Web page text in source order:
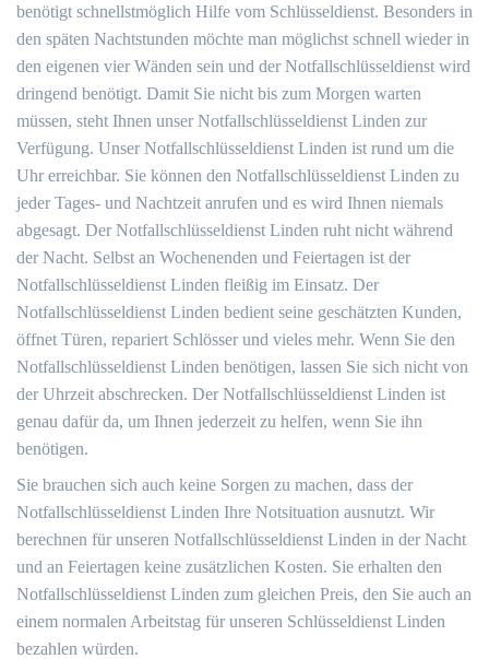
benötigt schnellstmöglich Hilfe vom Schlüsseldienst. Besonders in
den späten Nachtstunden möchte man möglichst schnell wieder in
den eigenen vier Wänden sein und der Notfallschlüsseldienst wird
dringend benötigt. Damit Sie nicht bis zum Morgen warten
müssen, steht Ihnen unser Notfallschlüsseldienst Linden zur
Verfügung. Unser Notfallschlüsseldienst Linden ist rund um die
Uhr erreichbar. Sie können den Notfallschlüsseldienst Linden zu
jeder Tages- und Nachtzeit anrufen und es wird Ihnen niemals
abgesagt. Der Notfallschlüsseldienst Linden ruht nicht während
der Nacht. Selbst an Wochenenden und Feiertagen ist der
Notfallschlüsseldienst Linden fleißig im Einsatz. Der
Notfallschlüsseldienst Linden bedient seine geschätzten Kunden,
öffnet Türen, repariert Schlösser und vieles mehr. Wenn Sie den
Notfallschlüsseldienst Linden benötigen, lassen Sie sich nicht von
der Uhrzeit abschrecken. Der Notfallschlüsseldienst Linden ist
genau dafür da, um Ihnen jederzeit zu helfen, wenn Sie ihn
benötigen.
Sie brauchen sich auch keine Sorgen zu machen, dass der
Notfallschlüsseldienst Linden Ihre Notsituation ausnutzt. Wir
berechnen für unseren Notfallschlüsseldienst Linden in der Nacht
und an Feiertagen keine zusätzlichen Kosten. Sie erhalten den
Notfallschlüsseldienst Linden zum gleichen Preis, den Sie auch an
einem normalen Arbeitstag für unseren Schlüsseldienst Linden
bezahlen würden.